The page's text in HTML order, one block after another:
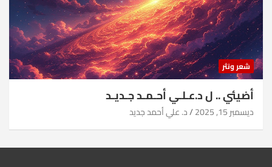
شعر ونثر
أضيئي .. ل د.عـلـي أحـمـد جـديـد
ديسمبر 15, 2025 د. علي أحمد جديد